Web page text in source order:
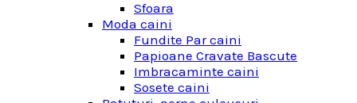
Sfoara
Moda caini
Fundite Par caini
Papioane Cravate Bascute
Imbracaminte caini
Sosete caini